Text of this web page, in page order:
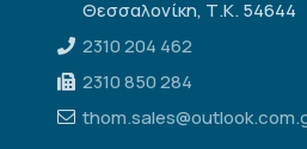
Θεσσαλονίκη, Τ.Κ. 54644
2310 204 462
2310 850 284